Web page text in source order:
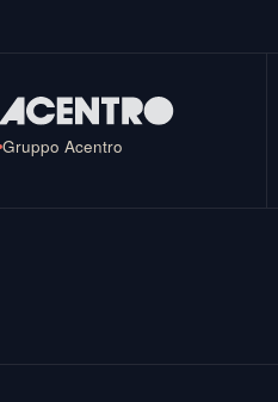
Gruppo Acentro